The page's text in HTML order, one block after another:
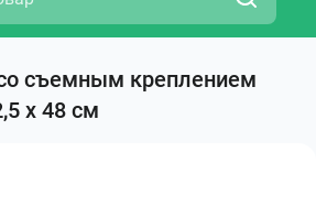
съемным креплением
х 48 см